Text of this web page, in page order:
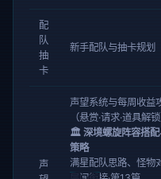
配
队
抽
卡
新手配队与抽卡规划
声
声望系统与每周收益
（悬赏·请求·道具解锁
🏛️ 深境螺旋阵容搭配
策略
满星配队思路、怪物